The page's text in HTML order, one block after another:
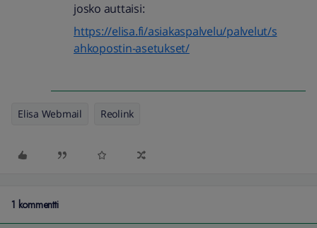
josko auttaisi:
https://elisa.fi/asiakaspalvelu/palvelut/s
ahkopostin-asetukset/
Elisa Webmail Reolink
1 kommentti